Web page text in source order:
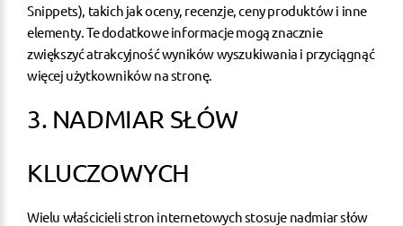
Snippets) , takich jak oceny, recenzje, ceny produktów i inne
elementy. Te dodatkowe informacje mogą znacznie
zwiększyć atrakcyjność wyników wyszukiwania i przyciągnąć
więcej użytkowników na stronę.
3. NADMIAR SŁÓW
KLUCZOWYCH
Wielu właścicieli stron internetowych stosuje nadmiar słów